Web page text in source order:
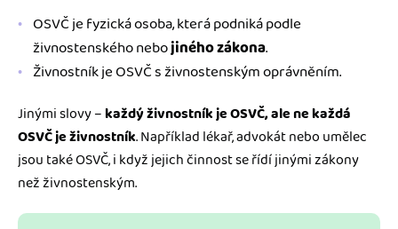
OSVČ je fyzická osoba, která podniká podle
živnostenského nebojiného zákona.
Živnostník je OSVČ s živnostenským oprávněním.
Jinými slovy – každý živnostník je OSVČ, ale ne každá
OSVČ je živnostník. Například lékař, advokát nebo umělec
jsou také OSVČ, i když jejich činnost se řídí jinými zákony
než živnostenským.